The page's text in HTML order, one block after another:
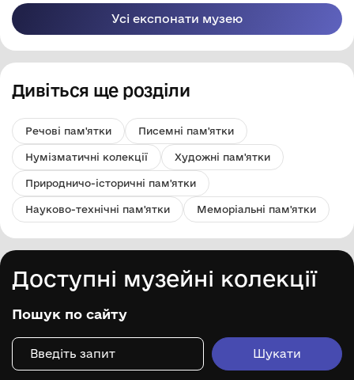
міської ради
Усі експонати музею
Дивіться ще розділи
Речові пам'ятки Писемні пам'ятки
Нумізматичні колекції Художні пам'ятки
Природничо-історичні пам'ятки
Науково-технічні пам'ятки Меморіальні пам'ятки
Доступні музейні колекції
Пошук по сайту